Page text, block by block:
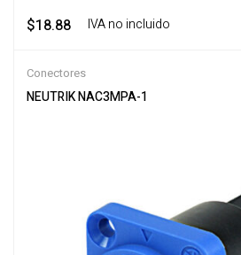
$18.88 ‎ ‎ ‎ IVA no incluido
Conectores
NEUTRIK NAC3MPA-1